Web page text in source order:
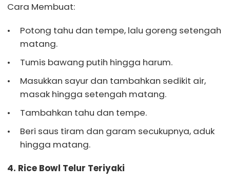
Cara Membuat:
Potong tahu dan tempe, lalu goreng setengah
matang.
Tumis bawang putih hingga harum.
Masukkan sayur dan tambahkan sedikit air,
masak hingga setengah matang.
Tambahkan tahu dan tempe.
Beri saus tiram dan garam secukupnya, aduk
hingga matang.
4. Rice Bowl Telur Teriyaki